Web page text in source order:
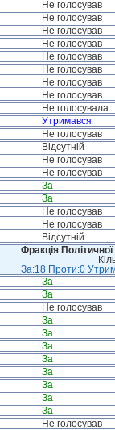
Не голосував
Не голосував
Не голосував
Не голосував
Не голосував
Не голосував
Не голосував
Не голосував
Не голосувала
Утримався
Не голосував
Відсутній
Не голосував
Не голосував
За
За
Не голосував
Не голосував
Відсутній
Фракція
За:18 Проти:0
За
За
Не голосував
За
За
За
За
За
За
За
За
Не голосував